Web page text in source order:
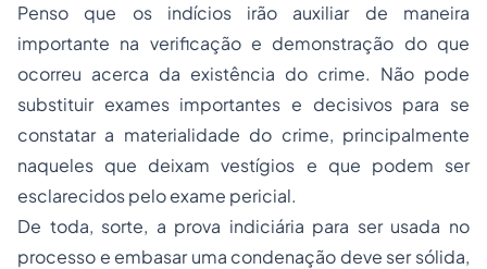
Penso que os indícios irão auxiliar de maneira
importante na verificação e demonstração do que
ocorreu acerca da existência do crime. Não pode
substituir exames importantes e decisivos para se
constatar a materialidade do crime, principalmente
naqueles que deixam vestígios e que podem ser
esclarecidos pelo exame pericial.
De toda, sorte, a prova indiciária para ser usada no
processo e embasar uma condenação deve ser sólida,